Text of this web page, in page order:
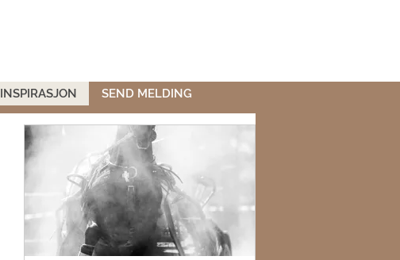
INSPIRASJON SEND MELDING